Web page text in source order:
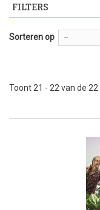
FILTERS
Sorteren op --
Toont 21 - 22 van de